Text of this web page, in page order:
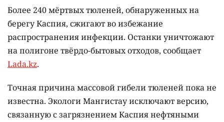
Более 240 мёртвых тюленей, обнаруженных на
берегу Каспия, сжигают во избежание
распространения инфекции. Останки уничтожают
на полигоне твёрдо-бытовых отходов, сообщает
Lada.kz.
Точная причина массовой гибели тюленей пока не
известна. Экологи Мангистау исключают версию,
связанную с загрязнением Каспия нефтяными